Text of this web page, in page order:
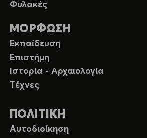
Φυλακές
ΜΟΡΦΩΣΗ
Εκπαίδευση
Επιστήμη
Ιστορία - Αρχαιολογία
Τέχνες
ΠΟΛΙΤΙΚΗ
Αυτοδιοίκηση